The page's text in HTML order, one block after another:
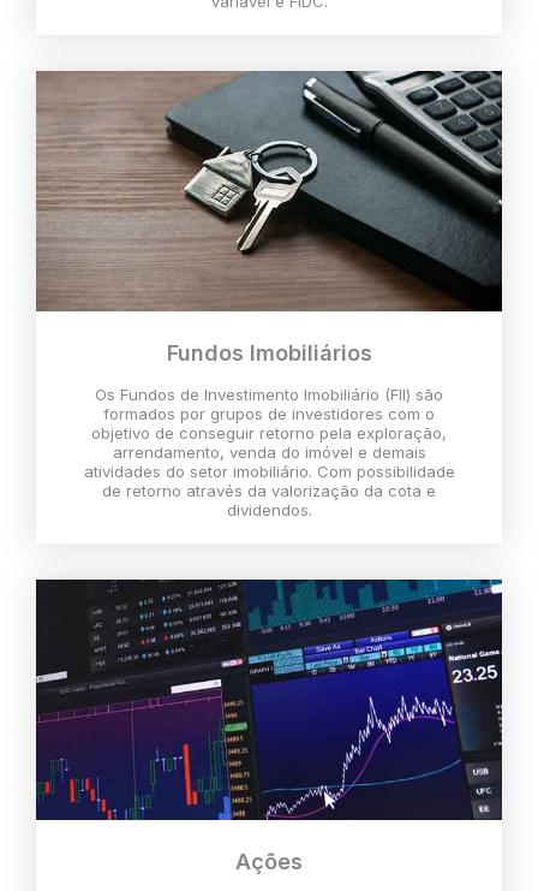
Fundos Imobiliários
Os Fundos de Investimento Imobiliário (FII) são
formados por grupos de investidores com o
objetivo de conseguir retorno pela exploração,
arrendamento, venda do imóvel e demais
atividades do setor imobiliário. Com possibilidade
de retorno através da valorização da cota e
dividendos.
Ações